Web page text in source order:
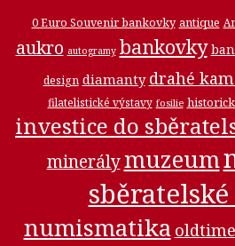
0 Euro Souvenir bankovky antique
aukro autogramy bankovky
design diamanty drahé
filatelistické výstavy fosilie
investice do
minerálymuzeum
numismatika